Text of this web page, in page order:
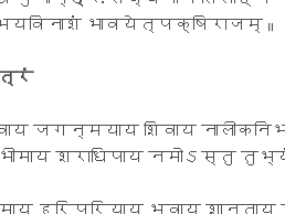
भावयेत्पक्षिराजम् ॥
जगन्मयाय शिवाय
शराधिपाय नमोऽस्तु